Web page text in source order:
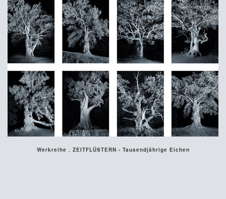
Werkreihe . ZEITFLÜSTERN - Tausendjährige Eichen